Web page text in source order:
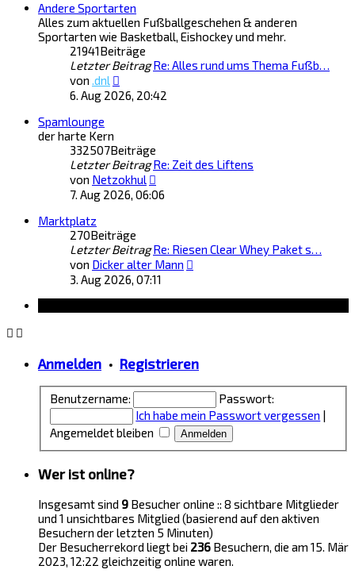
Andere Sportarten
Alles zum aktuellen Fußballgeschehen & anderen
Sportarten wie Basketball, Eishockey und mehr.
21941Beiträge
Letzter Beitrag Re: Alles rund ums Thema Fußb…
von .dnl
Beitrag
6. Aug 2026, 20:42
Spamlounge
der harte Kern
332507Beiträge
Letzter Beitrag Re: Zeit des Liftens
von Netzokhul
Beitrag
7. Aug 2026, 06:06
Marktplatz
270Beiträge
Letzter Beitrag Re: Riesen Clear Whey Paket s…
von Dicker alter Mann
3. Aug 2026, 07:11
Anmelden • Registrieren
Benutzername:
Passwort:
Ich habe mein Passwort vergessen
Angemeldet bleiben
Wer ist online?
Insgesamt sind 9 Besucher online :: 8 sichtbare Mitglieder
und 1 unsichtbares Mitglied (basierend auf den aktiven
Besuchern der letzten 5 Minuten)
Der Besucherrekord liegt bei 236 Besuchern, die am 15. Mär
2023, 12:22 gleichzeitig online waren.